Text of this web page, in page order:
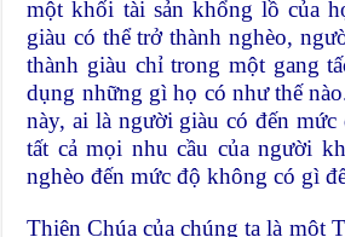
một khối tài sản khổng lồ của
giàu có thể trở thành nghèo,
thành giàu chỉ trong một gang
dụng những gì họ có như thế
này, ai là người giàu có đến mức
tất cả mọi nhu cầu của người
nghèo đến mức độ không có gì
Thiên Chúa của chúng ta là một